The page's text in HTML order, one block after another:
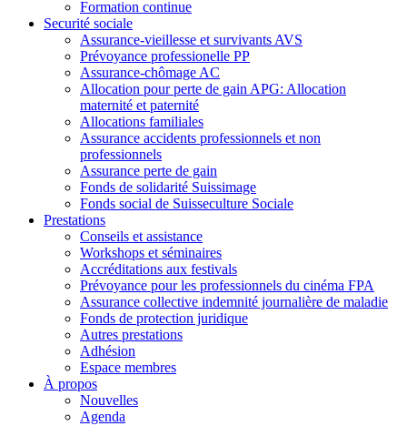
Formation continue
Securité sociale
Assurance-vieillesse et survivants AVS
Prévoyance professionelle PP
Assurance-chômage AC
Allocation pour perte de gain APG: Allocation
maternité et paternité
Allocations familiales
Assurance accidents professionnels et non
professionnels
Assurance perte de gain
Fonds de solidarité Suissimage
Fonds social de Suisseculture Sociale
Prestations
Conseils et assistance
Workshops et séminaires
Accréditations aux festivals
Prévoyance pour les professionnels du cinéma FPA
Assurance collective indemnité journalière de maladie
Fonds de protection juridique
Autres prestations
Adhésion
Espace membres
À propos
Nouvelles
Agenda